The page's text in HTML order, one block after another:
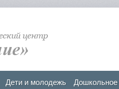
Дети и молодежь Дошкольное